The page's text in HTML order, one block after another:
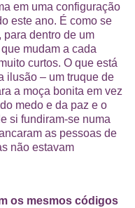
em uma configuração
este ano. É como se
para dentro de um
mudam a cada
curtos. O que está
ilusão – um truque de
a moça bonita em vez
medo e da paz e o
si fundiram-se numa
as pessoas de
não estavam
os mesmos códigos